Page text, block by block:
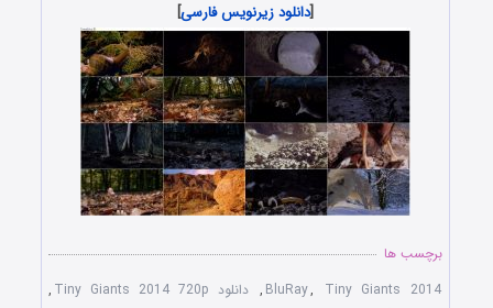
[دانلود زیرنویس فارسی]
برچسب ها
BluRay, Tiny Giants 2014
, دانلود Tiny Giants 2014 720p
,